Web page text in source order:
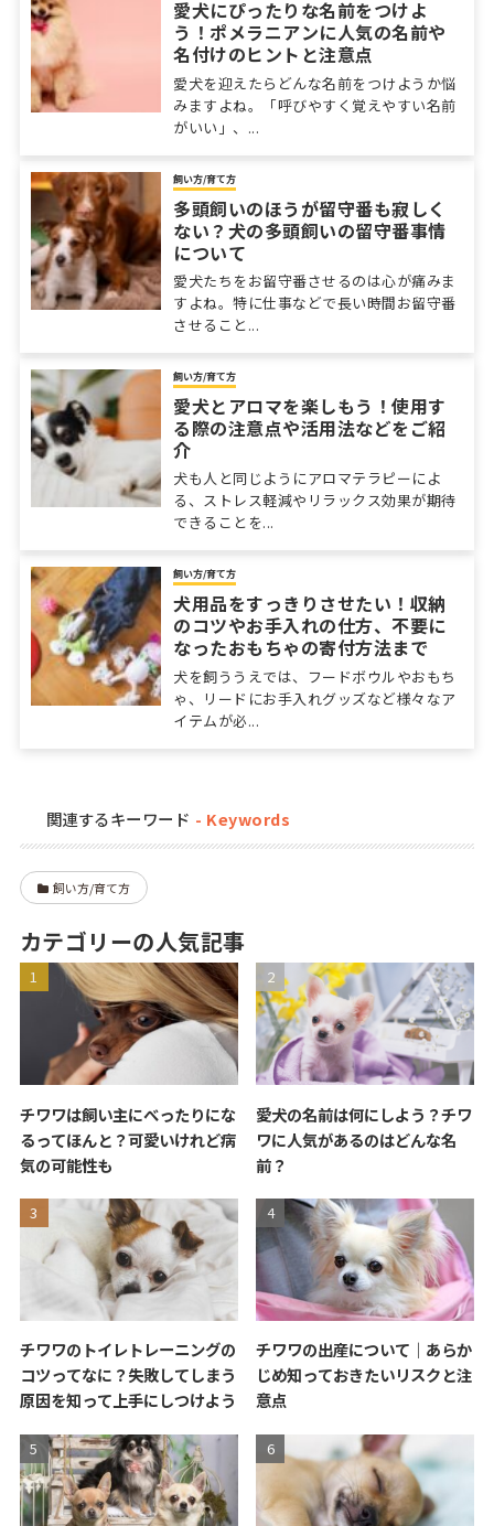
愛犬にぴったりな名前をつけよ
う！ポメラニアンに人気の名前や
名付けのヒントと注意点
愛犬を迎えたらどんな名前をつけようか悩
みますよね。「呼びやすく覚えやすい名前
がいい」、...
飼い方/育て方
多頭飼いのほうが留守番も寂しく
ない？犬の多頭飼いの留守番事情
について
愛犬たちをお留守番させるのは心が痛みま
すよね。特に仕事などで長い時間お留守番
させること...
飼い方/育て方
愛犬とアロマを楽しもう！使用す
る際の注意点や活用法などをご紹
介
犬も人と同じようにアロマテラピーによ
る、ストレス軽減やリラックス効果が期待
できることを...
飼い方/育て方
犬用品をすっきりさせたい！収納
のコツやお手入れの仕方、不要に
なったおもちゃの寄付方法まで
犬を飼ううえでは、フードボウルやおもち
ゃ、リードにお手入れグッズなど様々なア
イテムが必...
関連するキーワード
飼い方/育て方
カテゴリーの人気記事
チワワは飼い主にべったりにな
るってほんと？可愛いけれど病
気の可能性も
愛犬の名前は何にしよう？チワ
ワに人気があるのはどんな名
前？
チワワのトイレトレーニングの
コツってなに？失敗してしまう
原因を知って上手にしつけよう
チワワの出産について｜あらか
じめ知っておきたいリスクと注
意点